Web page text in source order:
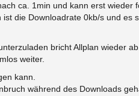
ca. 1min und kann erst wieder
die Downloadrate 0kb/s und es
bricht Allplan wieder ab.
weiter.
kann.
während des Downloads